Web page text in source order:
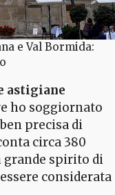
e Val Bormida:
astigiane
ho soggiornato
precisa di
circa 380
grande spirito di
considerata